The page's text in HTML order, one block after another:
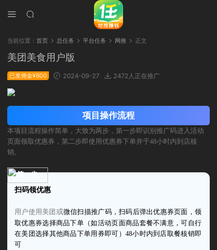
当前位置： 首页 总任务 平台任务 网推 正文
美团美食用户版
已发佣金¥600 2024-09-27 2472人正在推广
项目操作流程
本项目流程操作简单，大致为两步，第一步即识别推广码进入活动
页面领取优惠券，第二步即使用优惠券下单并于48小时内到店核
销。
第一步
扫码领优惠
用户使用 美团或微信扫描推广码，扫码后弹出优惠券页面，领
取优惠券选择商品下单（如活动页面商品套餐不满意，可自行
在美团选择其他商品下单用券即可）48小时内到店取餐核销即
可